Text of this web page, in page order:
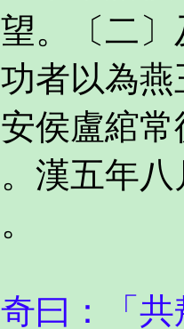
。〔二
者以為
侯盧綰
漢五年
奇曰：「